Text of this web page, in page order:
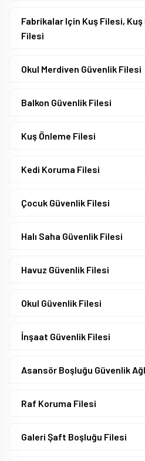
Fabrikalar Için Kuş Filesi,
Filesi
Okul Merdiven Güvenlik Filesi
Balkon Güvenlik Filesi
Kuş Önleme Filesi
Kedi Koruma Filesi
Çocuk Güvenlik Filesi
Halı Saha Güvenlik Filesi
Havuz Güvenlik Filesi
Okul Güvenlik Filesi
İnşaat Güvenlik Filesi
Asansör Boşluğu Güvenlik
Raf Koruma Filesi
Galeri Şaft Boşluğu Filesi